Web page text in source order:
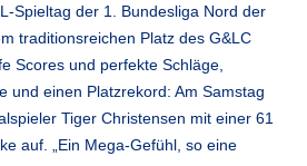
Spieltag der 1. Bundesliga Nord der
traditionsreichen Platz des G&LC
Scores und perfekte Schläge,
und einen Platzrekord: Am Samstag
Tiger Christensen mit einer 61
auf. „Ein Mega-Gefühl, so eine